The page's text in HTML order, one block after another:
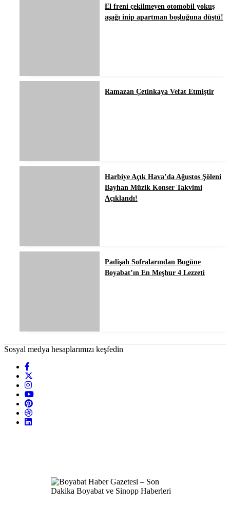
El freni çekilmeyen otomobil yokuş
aşağı inip apartman boşluğuna düştü!
Ramazan Çetinkaya Vefat Etmiştir
Harbiye Açık Hava’da Ağustos Şöleni
Bayhan Müzik Konser Takvimi
Açıklandı!
Padişah Sofralarından Bugüne
Boyabat’ın En Meşhur 4 Lezzeti
Sosyal medya hesaplarımızı keşfedin